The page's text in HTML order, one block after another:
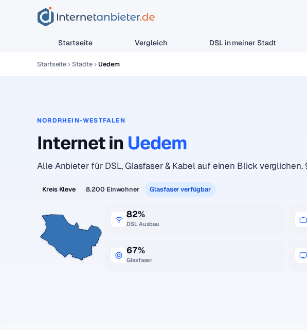
Startseite Vergleich DSL in meiner Stadt
Startseite Städte Uedem
NORDRHEIN-WESTFALEN
Internet in Uedem
Alle Anbieter für DSL, Glasfaser & Kabel auf einen Blick
Kreis Kleve 8.200 Einwohner Glasfaser verfügbar
82%
DSL Ausbau
67%
Glasfaser